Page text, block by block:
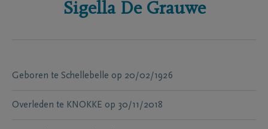
Sigella De Grauwe
Geboren te Schellebelle op 20/02/1926
Overleden te KNOKKE op 30/11/2018